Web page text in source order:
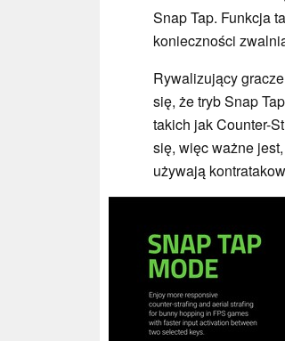
Snap Tap. Funkcja
konieczności
Rywalizujący
się, że tryb Snap
takich jak Counter-
się, więc ważne
używają